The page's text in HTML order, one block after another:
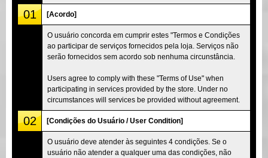
01 [Acordo]
O usuário concorda em cumprir estes "Termos e Condições
ao participar de serviços fornecidos pela loja. Serviços não
serão fornecidos sem acordo sob nenhuma circunstância.
Users agree to comply with these "Terms of Use" when
participating in services provided by the store. Under no
circumstances will services be provided without agreement.
02 [Condições do Usuário / User Condition]
O usuário deve atender às seguintes 4 condições. Se o
usuário não atender a qualquer uma das condições, não